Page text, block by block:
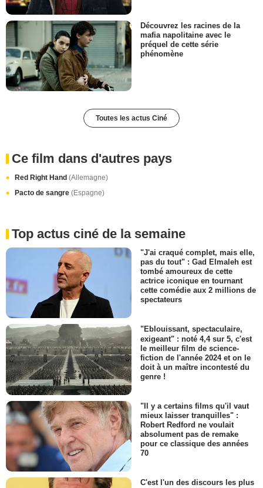
Découvrez les racines de la
mafia napolitaine avec le
préquel de cette série
phénomène
Toutes les actus Ciné
Ce film dans d'autres pays
Red Right Hand (Allemagne)
Pacto de sangre (Espagne)
Top actus ciné de la semaine
"J'ai craqué complet, mais elle,
pas du tout" : Gad Elmaleh est
tombé amoureux de cette
actrice iconique en tournant
cette comédie aux 2 millions de
spectateurs
"Eblouissant, spectaculaire,
exigeant" : noté 4,4 sur 5, c'est
le meilleur film de science-
fiction de l'année 2024 et on le
doit à un maître incontesté du
genre !
"Il y a certains films qu'il vaut
mieux laisser tranquilles" :
Robert Redford ne voulait
absolument pas de remake
pour ce classique des années
70
C'est l'un des discours les plus